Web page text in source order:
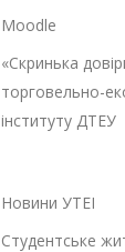
Moodle
«Скринька
торговельно-
інституту ДТЕУ
Новини УТЕІ
Студентське